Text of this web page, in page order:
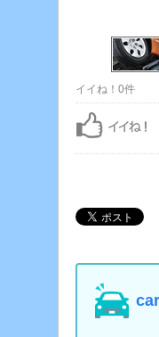
イイね！0件